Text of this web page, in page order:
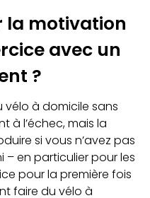
la motivation
avec un
?
vélo à domicile sans
à l’échec, mais la
si vous n’avez pas
– en particulier pour les
pour la première fois
faire du vélo à